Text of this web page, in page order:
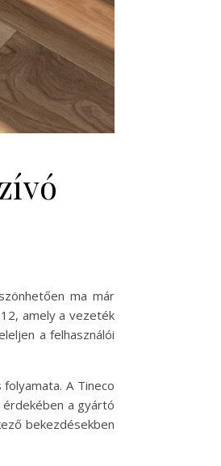
ma már
amely a vezeték
a felhasználói
A Tineco
érdekében a gyártó
bekezdésekben